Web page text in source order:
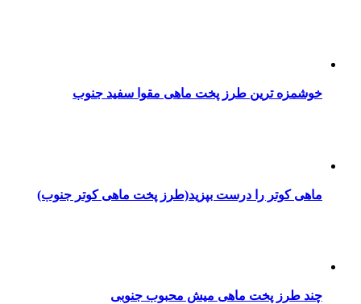
خوشمزه ترین طرز پخت ماهی مقوا سفید جنوب
ماهی کوتر را درست بپزید(طرز پخت ماهی کوتر جنوب)
چند طرز پخت ماهی میش محبوب جنوبی